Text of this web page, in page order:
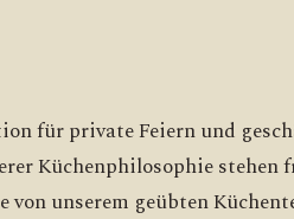
für private Feiern und
Küchenphilosophie
unserem geübten